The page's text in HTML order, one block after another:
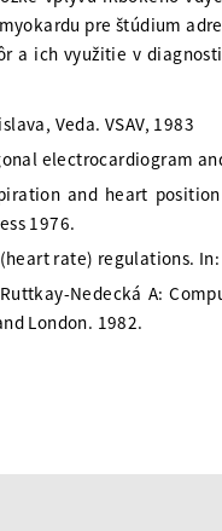
pre štúdium
a ich využitie v
Veda. VSAV, 1983
electrocardiogram
and heart
1976.
rate) regulations.
Nedecká A:
London. 1982.